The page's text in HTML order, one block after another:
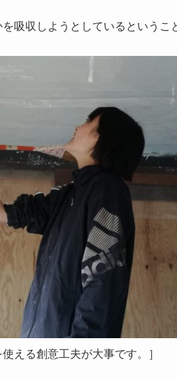
吸収しようとしているというこ
える創意工夫が大事です。］